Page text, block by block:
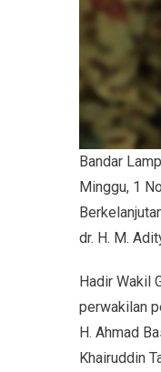
Bandar
Minggu, 1
dr. H. M.
Hadir Wakil
perwakilan
H. Ahmad
Khairuddin